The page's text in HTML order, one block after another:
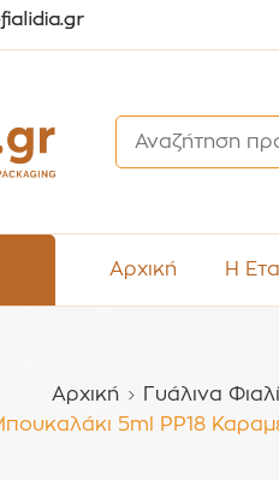
Αρχική Η
Αρχική Γυάλινα
5ml PP18